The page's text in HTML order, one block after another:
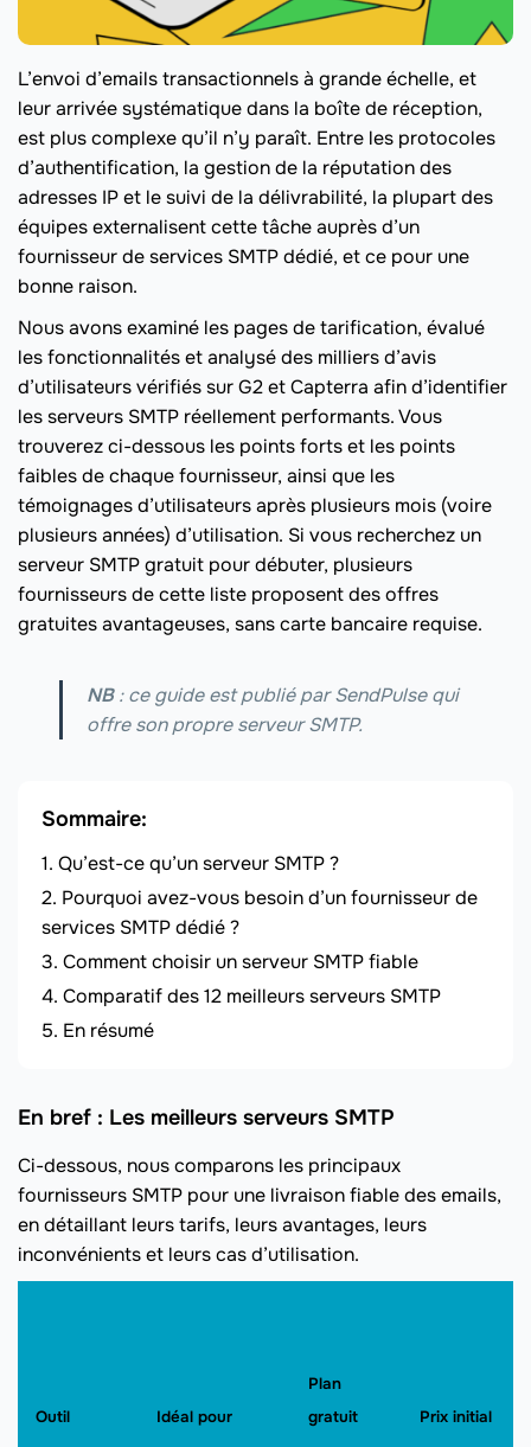
L’envoi d’emails transactionnels à grande échelle, et
leur arrivée systématique dans la boîte de réception,
est plus complexe qu’il n’y paraît. Entre les protocoles
d’authentification, la gestion de la réputation des
adresses IP et le suivi de la délivrabilité, la plupart des
équipes externalisent cette tâche auprès d’un
fournisseur de services SMTP dédié, et ce pour une
bonne raison.
Nous avons examiné les pages de tarification, évalué
les fonctionnalités et analysé des milliers d’avis
d’utilisateurs vérifiés sur G2 et Capterra afin d’identifier
les serveurs SMTP réellement performants. Vous
trouverez ci-dessous les points forts et les points
faibles de chaque fournisseur, ainsi que les
témoignages d’utilisateurs après plusieurs mois (voire
plusieurs années) d’utilisation. Si vous recherchez un
serveur SMTP gratuit pour débuter, plusieurs
fournisseurs de cette liste proposent des offres
gratuites avantageuses, sans carte bancaire requise.
NB: ce guide est publié par SendPulse qui
offre son propre serveur SMTP.
Sommaire:
Qu’est-ce qu’un serveur SMTP ?
Pourquoi avez-vous besoin d’un fournisseur de
services SMTP dédié ?
Comment choisir un serveur SMTP fiable
Comparatif des 12 meilleurs serveurs SMTP
En résumé
En bref : Les meilleurs serveurs SMTP
Ci-dessous, nous comparons les principaux
fournisseurs SMTP pour une livraison fiable des emails,
en détaillant leurs tarifs, leurs avantages, leurs
inconvénients et leurs cas d’utilisation.
Outil Idéal pour
Plan
gratuit
Prix ​​initial